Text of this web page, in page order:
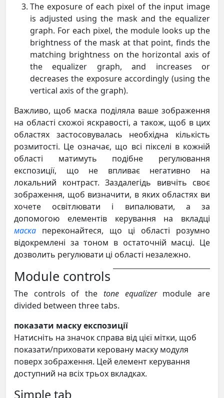
The exposure of each pixel of the input image
is adjusted using the mask and the equalizer
graph. For each pixel, the module looks up the
brightness of the mask at that point, finds the
matching brightness on the horizontal axis of
the equalizer graph, and increases or
decreases the exposure accordingly (using the
vertical axis of the graph).
Важливо, щоб маска поділяла ваше зображення
на області схожої яскравості, а також, щоб в цих
областях застосовувалась необхідна кількість
розмитості. Це означає, що всі пікселі в кожній
області матимуть подібне регулювання
експозиції, що не впливає негативно на
локальний контраст. Заздалегідь вивчіть своє
зображення, щоб визначити, в яких областях ви
хочете освітлювати і випалювати, а за
допомогою елементів керування на вкладці
маска переконайтеся, що ці області розумно
відокремлені за тоном в остаточній масці. Це
дозволить регулювати ці області незалежно.
Module controls
The controls of the tone equalizermodule are
divided between three tabs.
показати маску експозиції
Натисніть на значок справа від цієї мітки, щоб
показати/приховати керовану маску модуля
поверх зображення. Цей елемент керування
доступний на всіх трьох вкладках.
Simple tab